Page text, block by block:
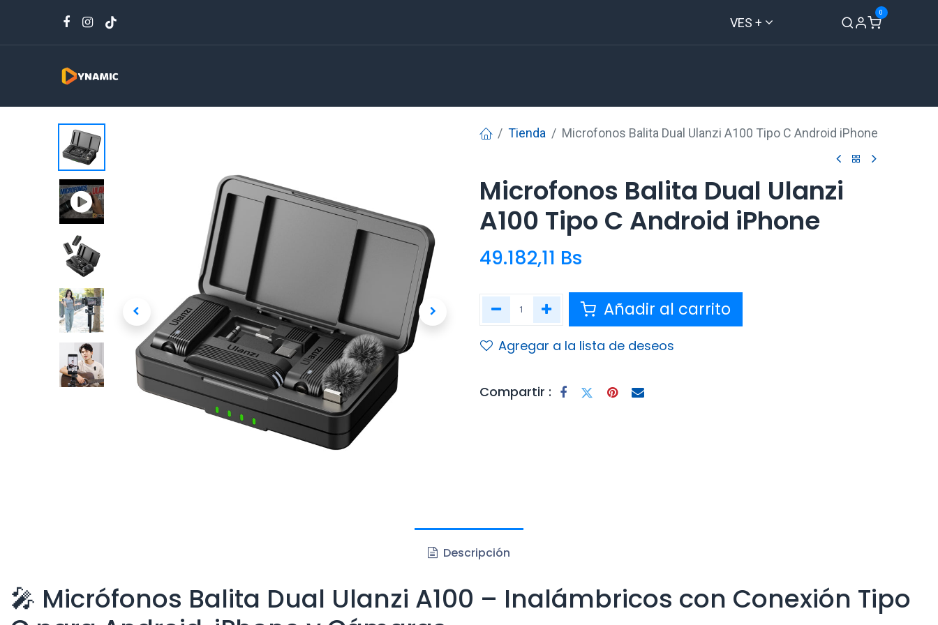
VES +
0
Tienda Microfonos Balita Dual Ulanzi A100 Tipo C Android iPhone
Microfonos Balita Dual Ulanzi
A100 Tipo C Android iPhone
49.182,11 Bs
Añadir al carrito
Agregar a la lista de deseos
Compartir :
Descripción
🎤 Micrófonos Balita Dual Ulanzi A100 – Inalámbricos con Conexión Tipo